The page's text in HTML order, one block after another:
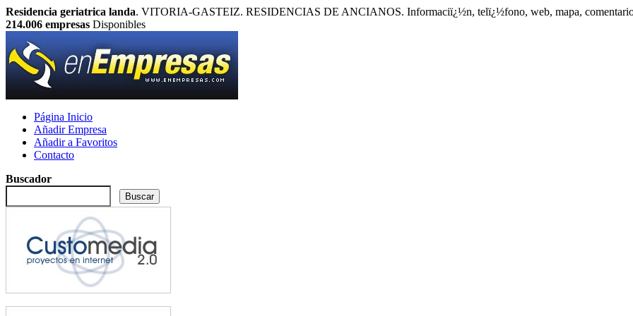
Residencia geriatrica landa. VITORIA-GASTEIZ. RESIDENCIAS DE ANCIANOS. Informaciï¿½n, telï¿½fono, web, mapa,
214.006 empresas Disponibles
Página Inicio
Añadir Empresa
Añadir a Favoritos
Contacto
Buscador